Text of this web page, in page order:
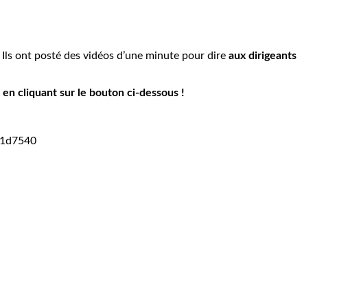
ont posté des vidéos d’une minute pour dire aux dirigeants
cliquant sur le bouton ci-dessous !